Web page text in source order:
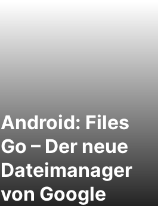
Android: Files
Go – Der neue
Dateimanager
von Google